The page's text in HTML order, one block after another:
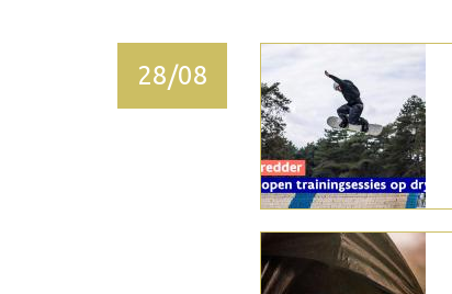
28/08